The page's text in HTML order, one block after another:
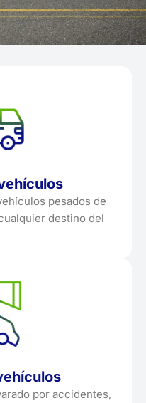
pesados de
destino del
por accidentes,